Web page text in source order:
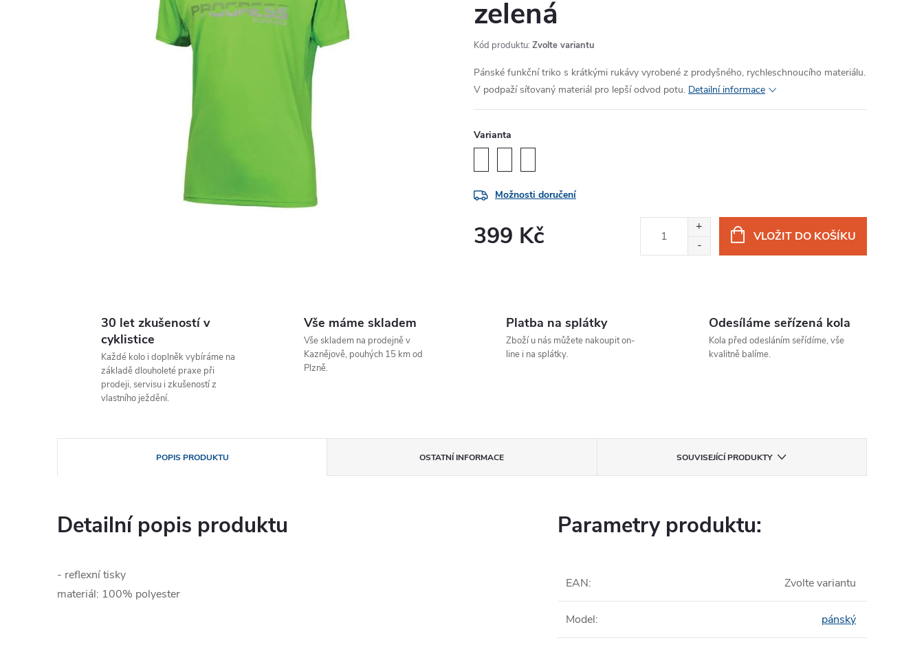
zelená
Kód produktu: Zvolte variantu
Pánské funkční triko s krátkými rukávy vyrobené z prodyšného, rychleschnoucího materiálu.
V podpaží síťovaný materiál pro lepší odvod potu. Detailní informace
Varianta
Možnosti doručení
399 Kč VLOŽIT DO KOŠÍKU
30 let zkušeností v
cyklistice
Každé kolo i doplněk vybíráme na
základě dlouholeté praxe při
prodeji, servisu i zkušeností z
vlastního ježdění.
Vše máme skladem
Vše skladem na prodejně v
Kaznějově, pouhých 15 km od
Plzně.
Platba na splátky
Zboží u nás můžete nakoupit on-
line i na splátky.
Odesíláme seřízená kola
Kola před odesláním seřídíme, vše
kvalitně balíme.
POPIS PRODUKTU OSTATNÍ INFORMACE SOUVISEJÍCÍ PRODUKTY
Detailní popis produktu
- reflexní tisky
materiál: 100% polyester
Parametry produktu:
EAN: Zvolte variantu
Model: pánský